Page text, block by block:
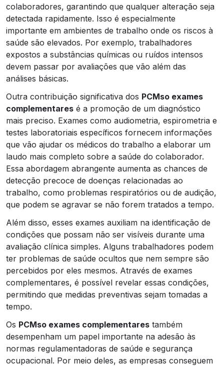
colaboradores, garantindo que qualquer alteração seja
detectada rapidamente. Isso é especialmente
importante em ambientes de trabalho onde os riscos à
saúde são elevados. Por exemplo, trabalhadores
expostos a substâncias químicas ou ruídos intensos
devem passar por avaliações que vão além das
análises básicas.
Outra contribuição significativa dos PCMso exames
complementares é a promoção de um diagnóstico
mais preciso. Exames como audiometria, espirometria e
testes laboratoriais específicos fornecem informações
que vão ajudar os médicos do trabalho a elaborar um
laudo mais completo sobre a saúde do colaborador.
Essa abordagem abrangente aumenta as chances de
detecção precoce de doenças relacionadas ao
trabalho, como problemas respiratórios ou de audição,
que podem se agravar se não forem tratados a tempo.
Além disso, esses exames auxiliam na identificação de
condições que possam não ser visíveis durante uma
avaliação clínica simples. Alguns trabalhadores podem
ter problemas de saúde ocultos que nem sempre são
percebidos por eles mesmos. Através de exames
complementares, é possível revelar essas condições,
permitindo que medidas preventivas sejam tomadas a
tempo.
Os PCMso exames complementares também
desempenham um papel importante na adesão às
normas regulamentadoras de saúde e segurança
ocupacional. Por meio deles, as empresas conseguem